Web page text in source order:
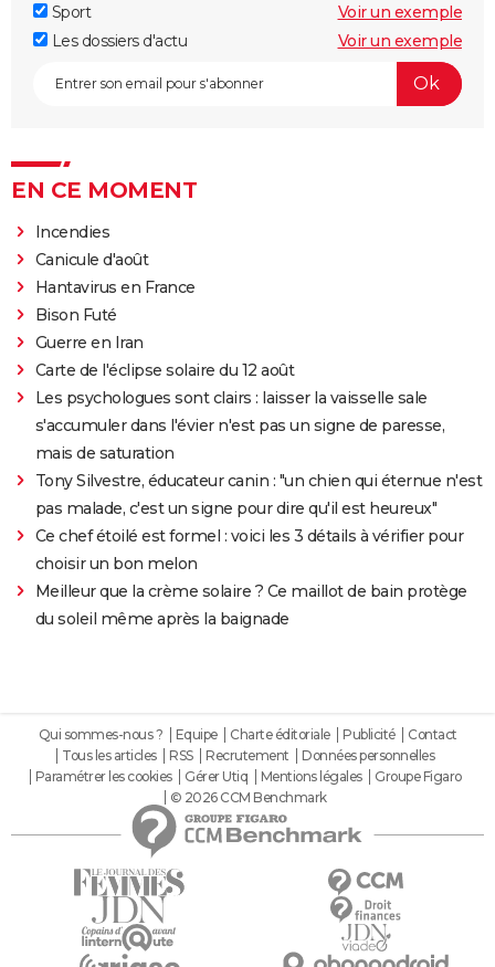
Sport
Voir un exemple
Les dossiers d'actu
Voir un exemple
EN CE MOMENT
Incendies
Canicule d'août
Hantavirus en France
Bison Futé
Guerre en Iran
Carte de l'éclipse solaire du 12 août
Les psychologues sont clairs : laisser la vaisselle sale
s'accumuler dans l'évier n'est pas un signe de paresse,
mais de saturation
Tony Silvestre, éducateur canin : "un chien qui éternue n'est
pas malade, c'est un signe pour dire qu'il est heureux"
Ce chef étoilé est formel : voici les 3 détails à vérifier pour
choisir un bon melon
Meilleur que la crème solaire ? Ce maillot de bain protège
du soleil même après la baignade
Qui sommes-nous ? Equipe Charte éditoriale Publicité
Contact
Tous les articles
RSS Recrutement
Données personnelles
Paramétrer les cookies
Gérer Utiq Mentions légales
Groupe Figaro
© 2026 CCM Benchmark